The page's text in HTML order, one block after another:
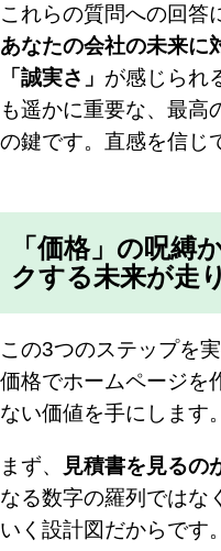
これらの質問への回答
あなたの会社の未来に
「誠実さ」 が感じられ
も遥かに重要な、最高
の鍵です。直感を信じ
「価格」の呪縛
クする未来が走
この3つのステップを
価格でホームページを
ない価値を手にします。
まず、 見積書を見るの
なる数字の羅列ではな
いく設計図だからです。